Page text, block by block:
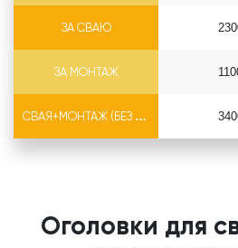
ЗА СВАЮ
ЗА МОНТАЖ
СВАЯ+МОНТАЖ (БЕЗ ОГОЛОВКА)
Оголовки для